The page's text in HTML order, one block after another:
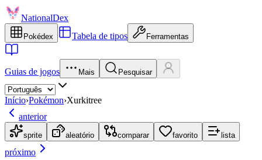
NationalDex
Pokédex Tabela de tipos Ferramentas
Guias de jogos Mais Pesquisar
Início›Pokémon›Xurkitree
anterior
sprite aleatório comparar favorito lista
próximo